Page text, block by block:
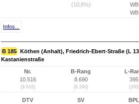
(10,8%)
WB
WB
Infos...
B 185 Köthen (Anhalt), Friedrich-Ebert-Straße (L
Kastanienstraße
Nr.
10.516
(9.616)
B-Rang
8.690
(6.290)
L-
395
(330)
DTV
SV
BPL